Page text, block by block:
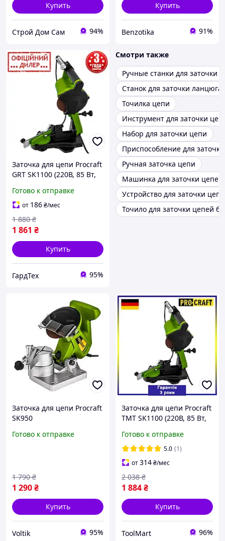
Купить
Строй Дом Сам 94%
Купить
Benzotika 91%
Заточка для цепи Procraft
GRT SK1100 (220В, 85 Вт,
мм) Точило для цепи
бензопилы
Готово к отправке
от 186₴/мес
1 861 ₴
1 880 ₴
Купить
ГардТех 95%
Смотри также
Ручные станки для заточки
Станок для заточки ланцюга
Точилка цепи
Инструмент для заточки
Набор для заточки цепи
Приспособление для
Ручная заточка цепи
Машинка для заточки цепей
Устройство для заточки
Точило для заточки цепей
Заточка для цепи Procraft
SK950
Готово к отправке
1 290₴
1 790 ₴
Купить
Voltik 95%
Заточка для цепи Procraft
TMT SK1100 (220В, 85 Вт,
мм) Точило для цепи
бензопилы
Готово к отправке
5.0 (1)
от314₴/мес
1 884₴
2 038 ₴
Купить
ToolMart 96%